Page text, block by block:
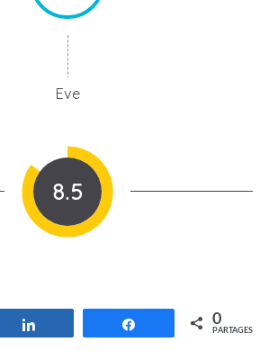
Eve
8.5
Partagez 0
PARTAGES